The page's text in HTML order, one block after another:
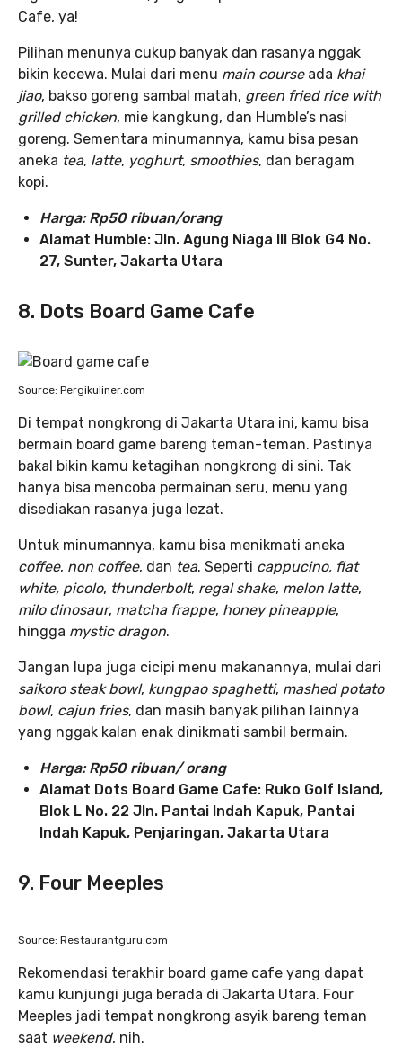
Cafe, ya!
Pilihan menunya cukup banyak dan rasanya nggak
bikin kecewa. Mulai dari menu main courseada khai
jiao, bakso goreng sambal matah, green fried rice with
grilled chicken, mie kangkung, dan Humble’s nasi
goreng. Sementara minumannya, kamu bisa pesan
aneka tea, latte, yoghurt, smoothies, dan beragam
kopi.
Harga: Rp50 ribuan/orang
Alamat Humble: Jln. Agung Niaga III Blok G4 No.
27, Sunter, Jakarta Utara
8. Dots Board Game Cafe
Source: Pergikuliner.com
Di tempat nongkrong di Jakarta Utara ini, kamu bisa
bermain board game bareng teman-teman. Pastinya
bakal bikin kamu ketagihan nongkrong di sini. Tak
hanya bisa mencoba permainan seru, menu yang
disediakan rasanya juga lezat.
Untuk minumannya, kamu bisa menikmati aneka
coffee, non coffee, dan tea. Seperti cappucino, flat
white, picolo, thunderbolt, regal shake, melon latte,
milo dinosaur, matcha frappe, honey pineapple,
hingga mystic dragon.
Jangan lupa juga cicipi menu makanannya, mulai dari
saikoro steak bowl, kungpao spaghetti, mashed potato
bowl, cajun fries, dan masih banyak pilihan lainnya
yang nggak kalan enak dinikmati sambil bermain.
Harga: Rp50 ribuan/ orang
Alamat Dots Board Game Cafe: Ruko Golf Island,
Blok L No. 22 Jln. Pantai Indah Kapuk, Pantai
Indah Kapuk, Penjaringan, Jakarta Utara
9. Four Meeples
Source: Restaurantguru.com
Rekomendasi terakhir board game cafe yang dapat
kamu kunjungi juga berada di Jakarta Utara. Four
Meeples jadi tempat nongkrong asyik bareng teman
saat weekend, nih.